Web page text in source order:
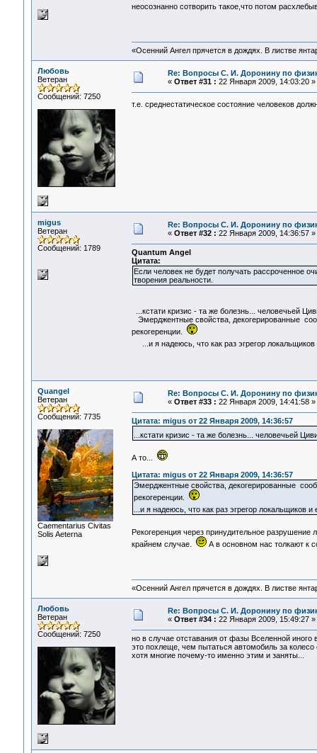
неосознанно сотворить такое,что потом
«Осенний Ангел прячется в дождях. В листве
Любовь
Ветеран
Сообщений: 7250
Re: Вопросы С. И. Доронину по
« Ответ #31 : 22 Января 2009, 14:03:20 »
т.е. среднестатическое состояние человеков
migus
Ветеран
Сообщений: 1789
Re: Вопросы С. И. Доронину по
« Ответ #32 : 22 Января 2009, 14:36:57 »
Quantum Angel
Цитата:
Если человек не будет получать рассроченное
творения реальности.
...кстати кризис - та же болезнь... человечьей
Эмерджентные свойства, декогерированные
рекогеренции.
...и я надеюсь, что как раз эгрегор
Quangel
Ветеран
Сообщений: 7735
Сaementarius Civitas
Solis Aeterna
Re: Вопросы С. И. Доронину по
« Ответ #33 : 22 Января 2009, 14:41:58 »
Цитата: migus от 22 Января 2009, 14:36:57
...кстати кризис - та же болезнь... человечьей
А то...
Цитата: migus от 22 Января 2009, 14:36:57
Эмерджентные свойства, декогерированные
рекогеренции.
...и я надеюсь, что как раз эгрегор
Рекогеренция через принудительное
крайнем случае.
А в основном нас толкают к
«Осенний Ангел прячется в дождях. В листве
Любовь
Ветеран
Сообщений: 7250
Re: Вопросы С. И. Доронину по
« Ответ #34 : 22 Января 2009, 15:49:27 »
но в случае отставания от фазы Вселенной иного
это похлеще, чем пытаться автомобиль за колесо
хотя многие почему-то именно этим и заняты...